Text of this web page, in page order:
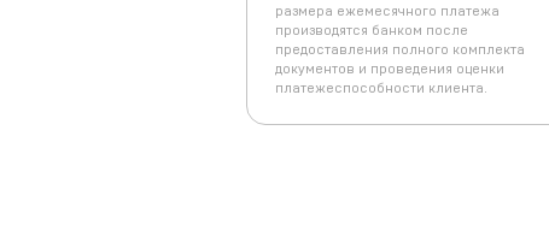
размера ежемесячного платежа
производятся банком после
предоставления полного комплекта
документов и проведения оценки
платежеспособности клиента.